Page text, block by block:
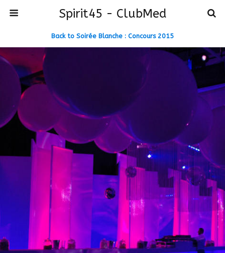
Spirit45 - ClubMed
Back to Soirée Blanche : Concours 2015